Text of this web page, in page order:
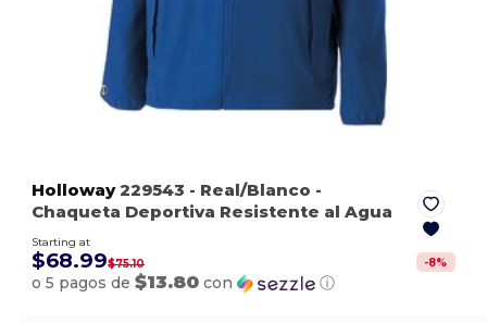
Holloway229543 - Real/Blanco -
Chaqueta Deportiva Resistente al Agua
Starting at
$68.99$75.10 -8%
o 5 pagos de$13.80 con ⓘ